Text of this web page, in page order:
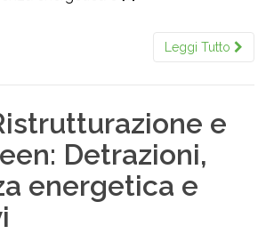
Leggi Tutto
e
Detrazioni,
energetica e